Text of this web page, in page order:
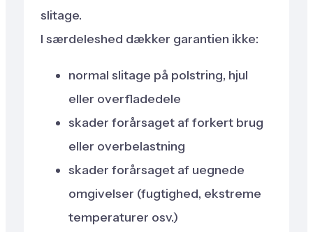
slitage.
I særdeleshed dækker garantien ikke:
normal slitage på polstring, hjul
eller overfladedele
skader forårsaget af forkert brug
eller overbelastning
skader forårsaget af uegnede
omgivelser (fugtighed, ekstreme
temperaturer osv.)